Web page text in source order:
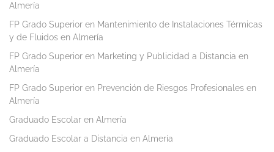
Almería
FP Grado Superior en Mantenimiento de Instalaciones Térmicas
y de Fluidos en Almería
FP Grado Superior en Marketing y Publicidad a Distancia en
Almería
FP Grado Superior en Prevención de Riesgos Profesionales en
Almería
Graduado Escolar en Almería
Graduado Escolar a Distancia en Almería